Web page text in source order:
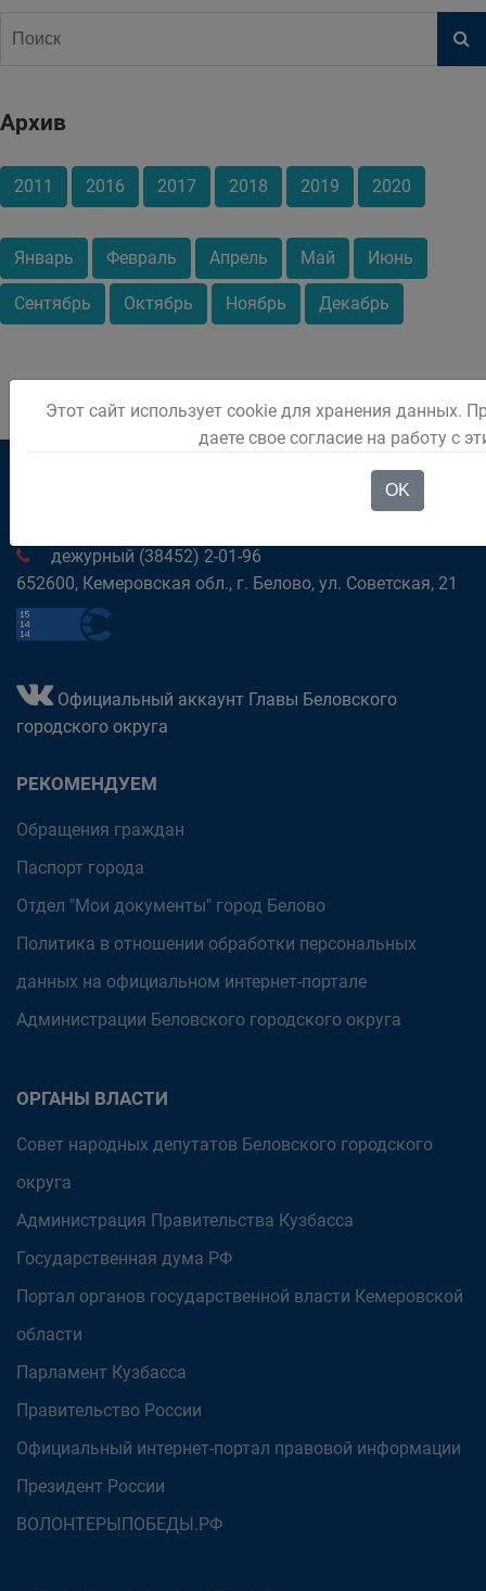
Архив
2011 2016 2017 2018 2019 2020
Январь Февраль Апрель Май Июнь
Сентябрь Октябрь Ноябрь Декабрь
дежурный (38452) 2-01-96
652600, Кемеровская обл., г. Белово, ул. Советская, 21
Официальный аккаунт Главы Беловского
городского округа
РЕКОМЕНДУЕМ
Обращения граждан
Паспорт города
Отдел "Мои документы" город Белово
Политика в отношении обработки персональных
данных на официальном интернет-портале
Администрации Беловского городского округа
ОРГАНЫ ВЛАСТИ
Совет народных депутатов Беловского городского
округа
Администрация Правительства Кузбасса
Государственная дума РФ
Портал органов государственной власти Кемеровской
области
Парламент Кузбасса
Правительство России
Официальный интернет-портал правовой информации
Президент России
ВОЛОНТЕРЫПОБЕДЫ.РФ
Этот сайт использует cookie для хранения данных.
даете свое согласие на работу с
OK